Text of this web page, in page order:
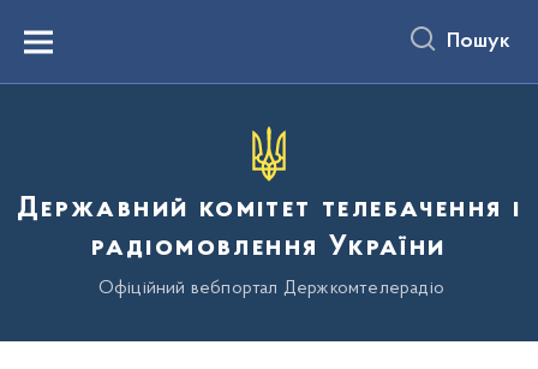
вмістуMenu Пошук
Державний комітет телебачення і
радіомовлення України
Офіційний вебпортал Держкомтелерадіо